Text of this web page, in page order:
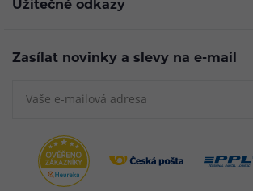
Užitečné odkazy
Zasílat novinky a slevy na e-mail